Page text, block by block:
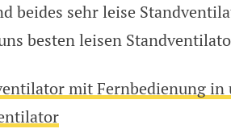
beides sehr leise
besten leisen
mit Fernbedienung in